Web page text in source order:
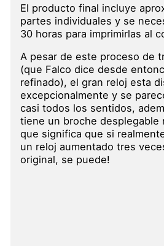
El producto final incluye
partes individuales y se
30 horas para imprimirlas al
A pesar de este proceso de
(que Falco dice desde
refinado), el gran reloj esta
excepcionalmente y se
casi todos los sentidos,
tiene un broche desplegable
que significa que si
un reloj aumentado tres
original, se puede!